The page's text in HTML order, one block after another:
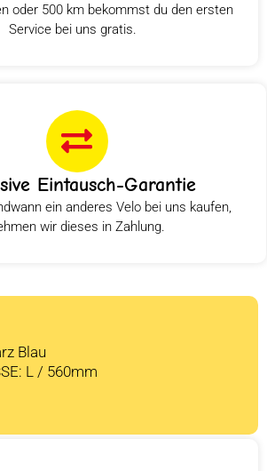
oder 500 km bekommst du den ersten
Service bei uns gratis.
Eintausch-Garantie
ein anderes Velo bei uns kaufen,
wir dieses in Zahlung.
Blau
L / 560mm